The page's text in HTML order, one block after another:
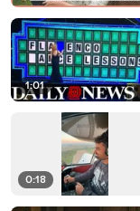
1:01
0:18